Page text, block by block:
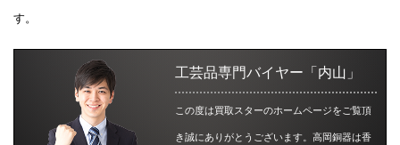
す。
工芸品専門バイヤー「内山」
この度は買取スターのホームページをご覧頂
き誠にありがとうございます。高岡銅器は香